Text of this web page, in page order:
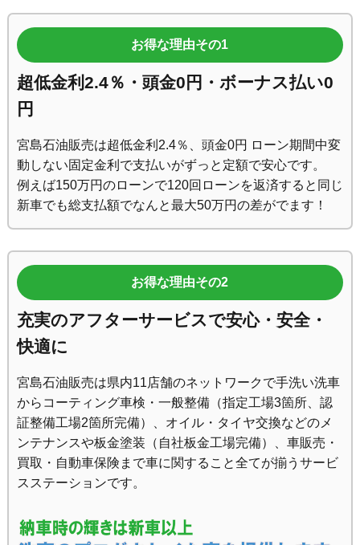
お得な理由その1
超低金利2.4％・頭金0円・ボーナス払い0
円
宮島石油販売は超低金利2.4％、頭金0円 ローン期間中変
動しない固定金利で支払いがずっと定額で安心です。
例えば150万円のローンで120回ローンを返済すると同じ
新車でも総支払額でなんと最大50万円の差がでます！
お得な理由その2
充実のアフターサービスで安心・安全・
快適に
宮島石油販売は県内11店舗のネットワークで手洗い洗車
からコーティング車検・一般整備（指定工場3箇所、認
証整備工場2箇所完備）、オイル・タイヤ交換などのメ
ンテナンスや板金塗装（自社板金工場完備）、車販売・
買取・自動車保険まで車に関すること全てが揃うサービ
スステーションです。